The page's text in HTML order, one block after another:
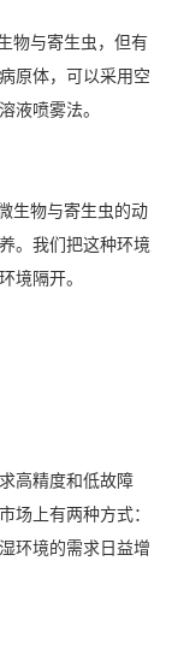
与寄生虫，但有
原体，可以采用空
液喷雾法。
物与寄生虫的动
。我们把这种环境
隔开。
高精度和低故障
场上有两种方式：
环境的需求日益增